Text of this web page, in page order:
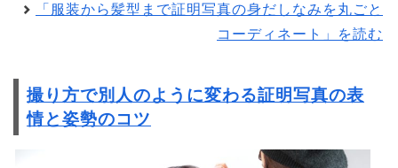
「服装から髪型まで証明写真の身だしなみを丸ごと
コーディネート」を読む
撮り方で別人のように変わる証明写真の表
情と姿勢のコツ